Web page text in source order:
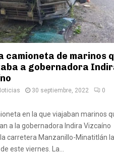
camioneta de marinos
a gobernadora
30 septiembre, 2022
0
en la que viajaban marinos
a la gobernadora Indira Vizcaíno
carretera Manzanillo-Minatitlán la
este viernes. La...